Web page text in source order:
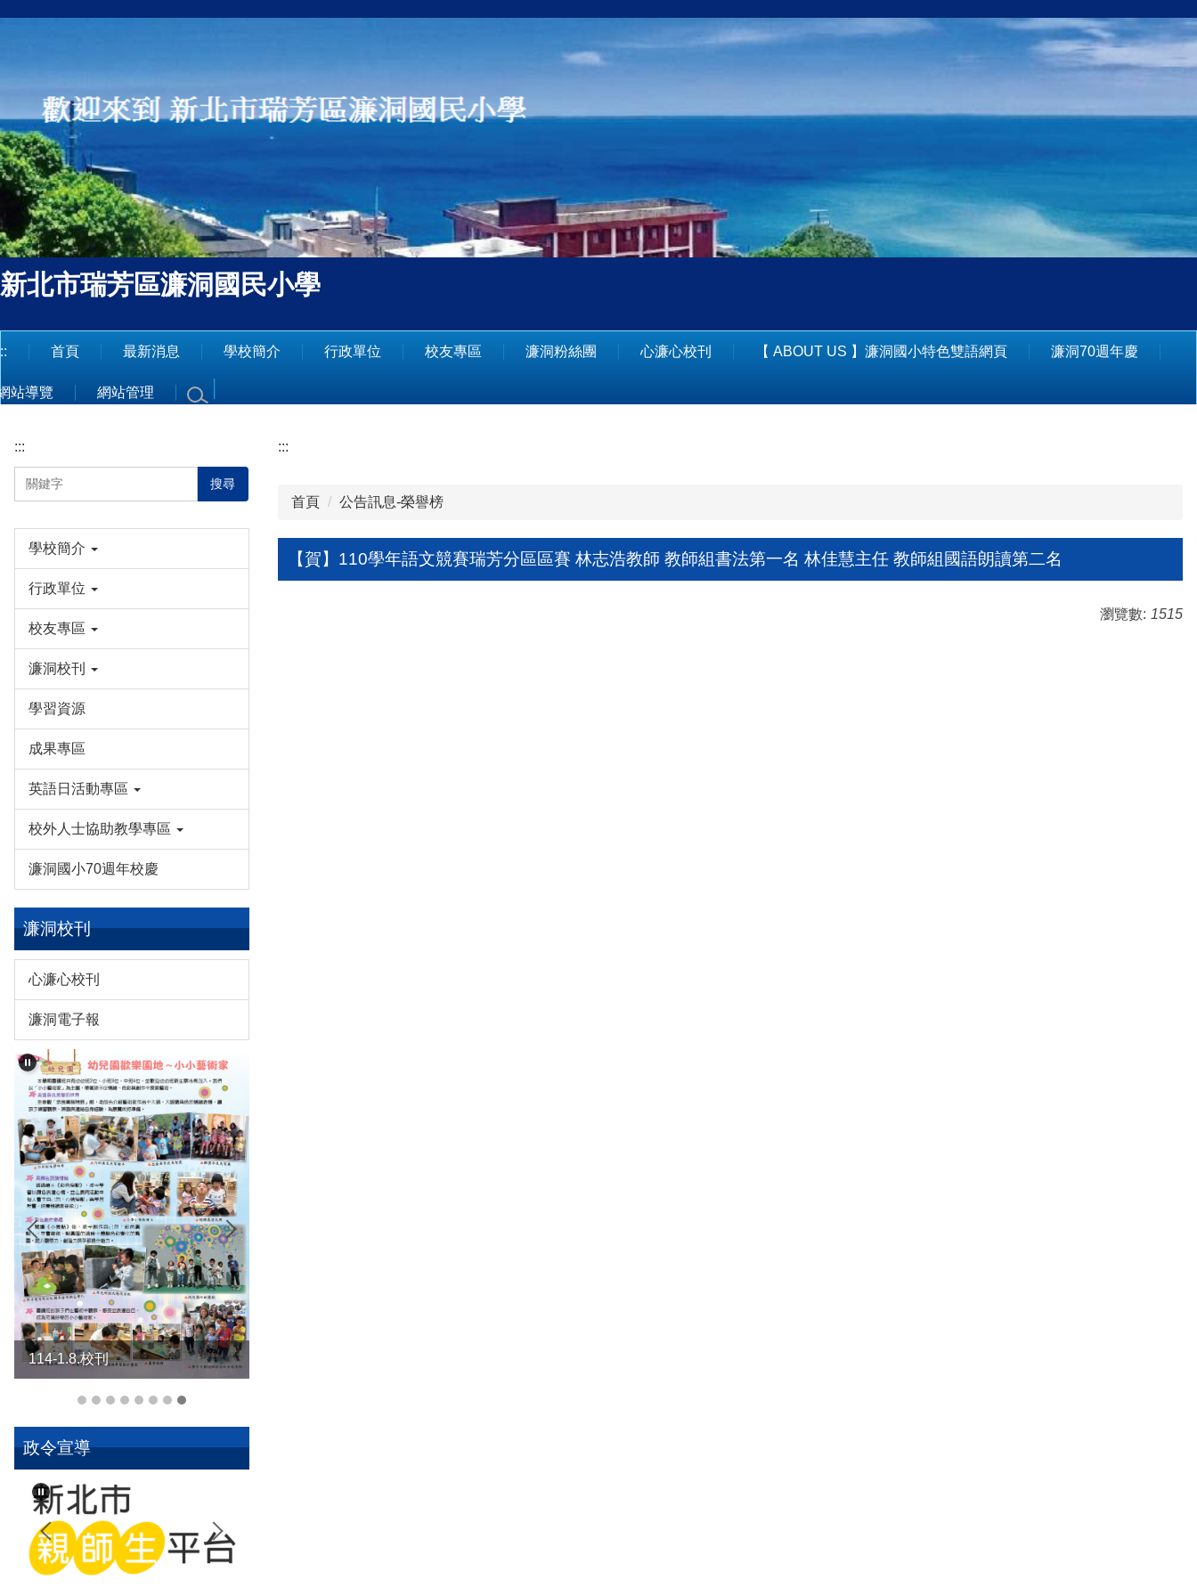
容
區
新北市瑞芳區濂洞國民小學
首頁 最新消息 學校簡介 行政單位 校友專區 濂洞粉絲團 心濂心校刊 【 ABOUT US 】濂洞國小特色雙語網頁 濂洞70週年慶
站導覽 網站管理
:::
搜尋
學校簡介
行政單位
校友專區
濂洞校刊
學習資源
成果專區
英語日活動專區
校外人士協助教學專區
濂洞國小70週年校慶
濂洞校刊
心濂心校刊
濂洞電子報
114-1.8.校刊
政令宣導
:::
首頁 公告訊息-榮譽榜
【賀】110學年語文競賽瑞芳分區區賽 林志浩教師 教師組書法第一名 林佳慧主任 教師組國語朗讀第二名
瀏覽數: 1515